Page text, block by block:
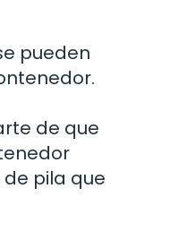
pueden
de que
pila que